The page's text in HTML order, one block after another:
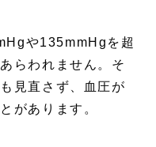
や135mmHgを超
らわれません。そ
見直さず、血圧が
があります。